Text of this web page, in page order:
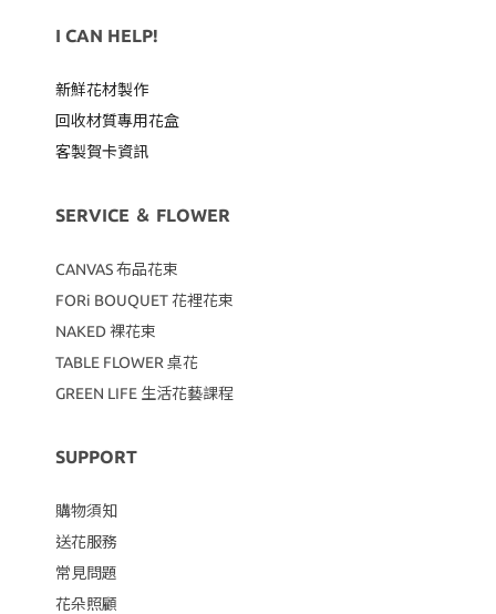
I CAN HELP!
新鮮花材製作
回收材質專用花盒
客製賀卡資訊
SERVICE ＆ FLOWER
CANVAS布品花束
FORi BOUQUET 花裡花束
NAKED 裸花束
TABLE FLOWER 桌花
GREEN LIFE 生活花藝課程
SUPPORT
購物須知
送花服務
常見問題
花朵照顧